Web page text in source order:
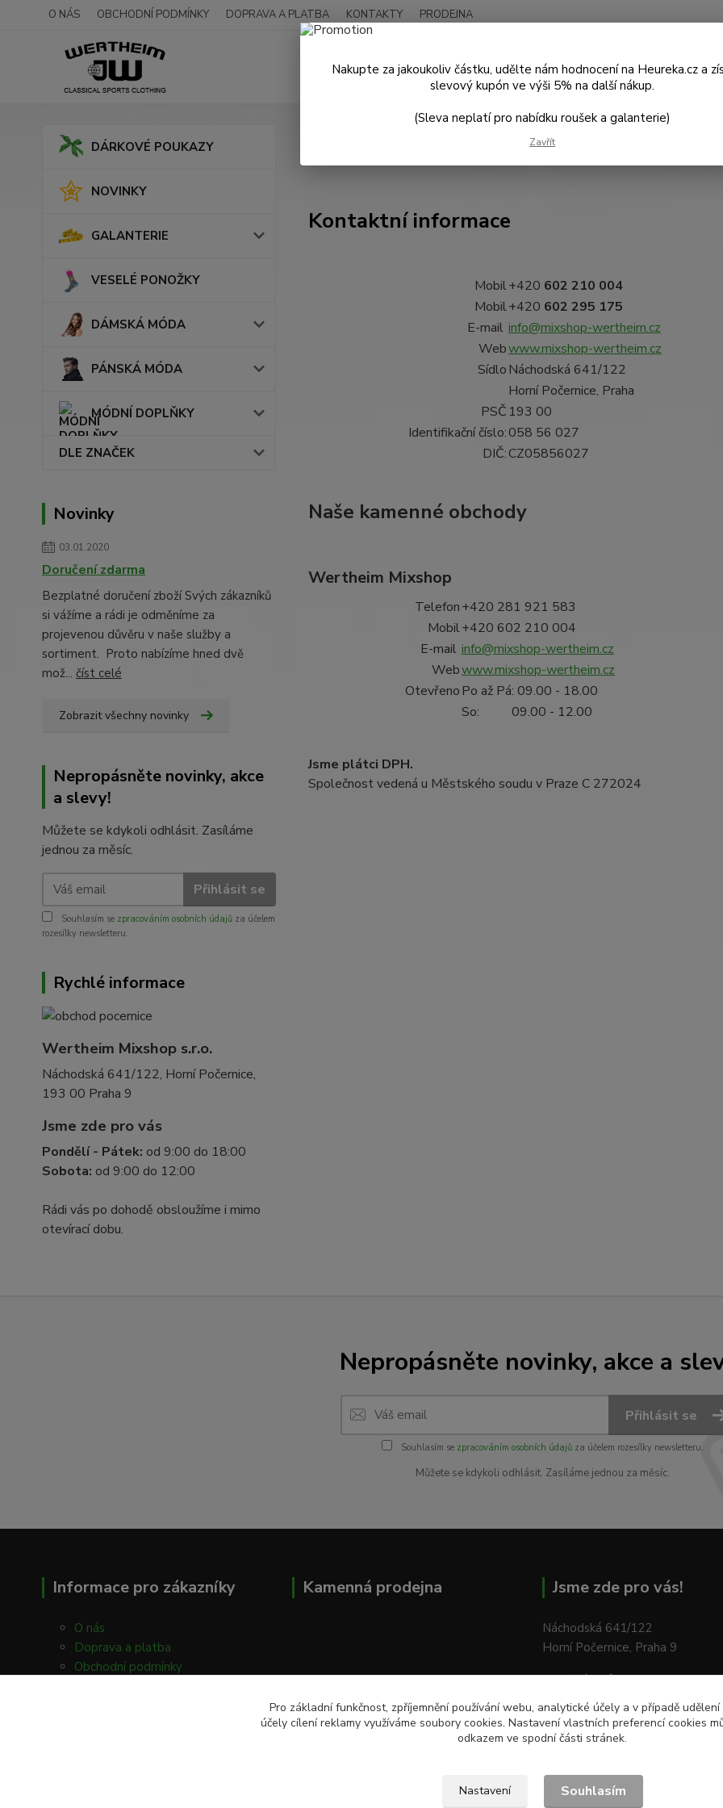
O NÁS OBCHODNÍ PODMÍNKY DOPRAVA A PLATBA KONTAKTY PRODEJNA
Hledat
DÁRKOVÉ POUKAZY
NOVINKY
GALANTERIE
VESELÉ PONOŽKY
DÁMSKÁ MÓDA
PÁNSKÁ MÓDA
MÓDNÍ DOPLŇKY
DLE ZNAČEK
Novinky
03.01.2020
Doručení zdarma
Bezplatné doručení zboží Svých zákazníků
si vážíme a rádi je odměníme za
projevenou důvěru v naše služby a
sortiment. Proto nabízíme hned dvě
mož... číst celé
Zobrazit všechny novinky
Nepropásněte novinky, akce
a slevy!
Můžete se kdykoli odhlásit. Zasíláme
jednou za měsíc.
Přihlásit se
Souhlasím se zpracováním osobních údajů za účelem
rozesílky newsletteru.
Rychlé informace
Wertheim Mixshop s.r.o.
Náchodská 641/122, Horní Počernice,
193 00 Praha 9
Jsme zde pro vás
Pondělí - Pátek: od 9:00 do 18:00
Sobota: od 9:00 do 12:00
Rádi vás po dohodě obsloužíme i mimo
otevírací dobu.
Kontaktní informace
Mobil+420 602 210 004
Mobil+420 602 295 175
E-mail info@mixshop-wertheim.cz
Webwww.mixshop-wertheim.cz
SídloNáchodská 641/122
Horní Počernice, Praha
PSČ 193 00
Identifikační číslo:058 56 027
DIČ:CZ05856027
Naše kamenné obchody
Wertheim Mixshop
Telefon+420 281 921 583
Mobil+420 602 210 004
E-mail info@mixshop-wertheim.cz
Webwww.mixshop-wertheim.cz
OtevřenoPo až Pá: 09.00 - 18.00
So: 09.00 - 12.00
Jsme plátci DPH.
Společnost vedená u Městského soudu v Praze C 272024
Nepropásněte novinky, akce a
Přihlásit se
Souhlasím se zpracováním osobních údajůza účelem rozesílky newsletteru.
Můžete se kdykoli odhlásit. Zasíláme jednou za měsíc.
Informace pro zákazníky
O nás
Doprava a platba
Obchodní podmínky
Kamenná prodejna Jsme zde pro vás!
Náchodská 641/122
Horní Počernice, Praha 9
Pondělí - Pátek:od 9:00 do
Sobota: od 9:00 do 12:00
Nakupte za jakoukoliv částku, udělte nám hodnocení na Heureka.cz a
slevový kupón ve výši 5% na další nákup.
(Sleva neplatí pro nabídku roušek a galanterie)
Zavřít
Pro základní funkčnost, zpříjemnění používání webu, analytické účely a v případě
účely cílení reklamy využíváme soubory cookies. Nastavení vlastních preferencí cookies
odkazem ve spodní části stránek.
Nastavení Souhlasím